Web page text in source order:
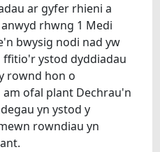
ar gyfer rhieni a
rhwng 1 Medi
bwysig nodi nad yw
ffitio'r ystod dyddiadau
rownd hon o
am ofal plant Dechrau'n
yn ystod y
rowndiau yn